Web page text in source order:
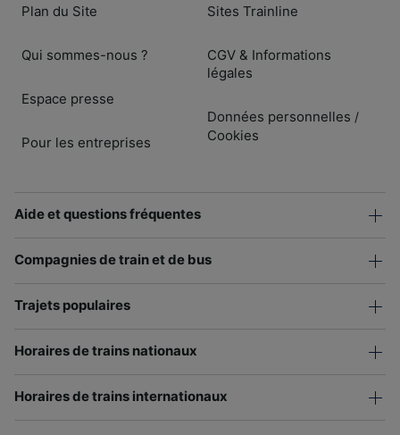
Plan du Site
Qui sommes-nous ?
Espace presse
Pour les entreprises
Sites Trainline
CGV & Informations
légales
Données personnelles /
Cookies
Aide et questions fréquentes
Compagnies de train et de bus
Trajets populaires
Horaires de trains nationaux
Horaires de trains internationaux